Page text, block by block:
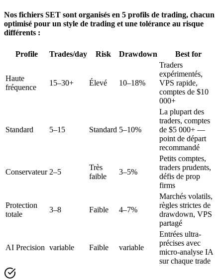
Nos fichiers SET sont organisés en 5 profils de trading, chacun
optimisé pour un style de trading et une tolérance au risque
différents :
Profile Trades/day Risk Drawdown Best for
Haute
fréquence
15–30+ Élevé 10–18%
Traders
expérimentés,
VPS rapide,
comptes de $10
000+
Standard 5–15 Standard 5–10%
La plupart des
traders, comptes
de $5 000+ —
point de départ
recommandé
Conservateur 2–5
Très
faible
3–5%
Petits comptes,
traders prudents,
défis de prop
firms
Protection
totale
3–8 Faible 4–7%
Marchés volatils,
règles strictes de
drawdown, VPS
partagé
AI Precision variable Faible variable
Entrées ultra-
précises avec
micro-analyse IA
sur chaque trade